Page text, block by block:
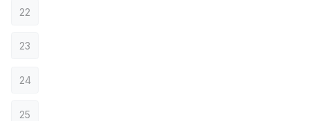
22
23
24
25